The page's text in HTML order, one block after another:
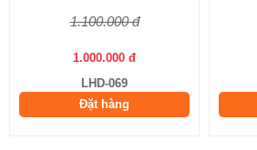
1.100.000 đ
1.000.000 đ
LHD-069
Đặt hàng